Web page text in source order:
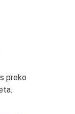
preko